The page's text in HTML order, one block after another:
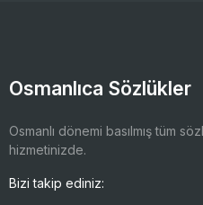
Osmanlıca Sözlükler
Osmanlı dönemi basılmış tüm
hizmetinizde.
Bizi takip ediniz: